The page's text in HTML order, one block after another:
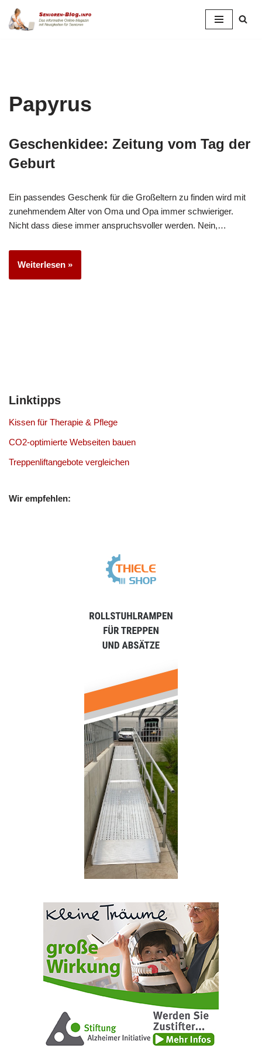
Zum
Papyrus
Geschenkidee: Zeitung vom Tag der
Geburt
Ein passendes Geschenk für die Großeltern zu finden wird mit
zunehmendem Alter von Oma und Opa immer schwieriger.
Nicht dass diese immer anspruchsvoller werden. Nein,…
Weiterlesen »
Linktipps
Kissen für Therapie & Pflege
CO2-optimierte Webseiten bauen
Treppenliftangebote vergleichen
Wir empfehlen: